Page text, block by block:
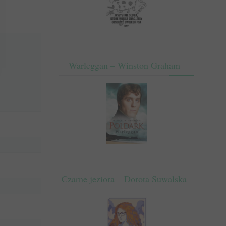
Warleggan – Winston Graham
Czarne jeziora – Dorota Suwalska